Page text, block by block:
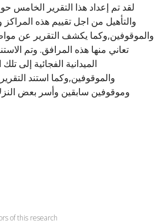
لقد تم إعداد هذا التقرير الخامس
والتأهيل من اجل تقييم هذه المراكز
والموقوفين,وكما يكشف التقرير عن
تعاني منها هذه المرافق. وتم
الميدانية الفجائية إلى تلك
والموقوفين,وكما استند التقرير
وموقوفين سابقين وأسر بعض
of this research